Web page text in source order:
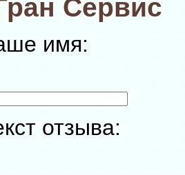
Сервис
имя:
отзыва: